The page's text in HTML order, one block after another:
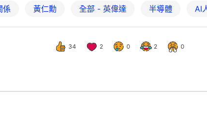
係 黃仁勳 全部 - 英偉達 半導體 AI
34 2 0 2 0